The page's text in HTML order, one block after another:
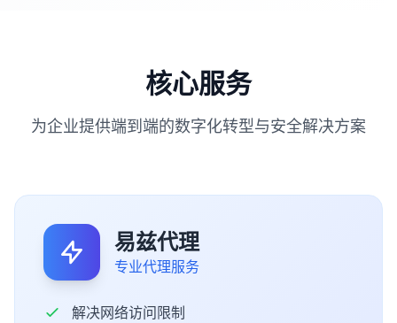
核心服务
为企业提供端到端的数字化转型与安全解决方案
易兹代理
专业代理服务
解决网络访问限制